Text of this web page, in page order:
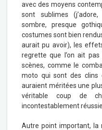
avec des moyens
sont sublimes
sombre, presque
costumes sont bien
aurait pu avoir), les
regrette que l’on ait
scènes, comme le
moto qui sont des clins
auraient méritées une
véritable coup de
incontestablement réussie.
Autre point important, la